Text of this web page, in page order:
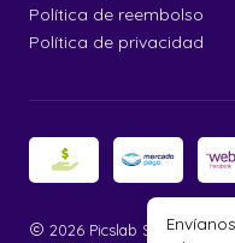
Política de reembolso
Política de privacidad
2026 Picslab Store.